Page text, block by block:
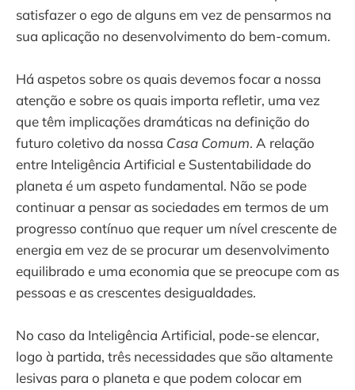
satisfazer o ego de alguns em vez de pensarmos na
sua aplicação no desenvolvimento do bem-comum.
Há aspetos sobre os quais devemos focar a nossa
atenção e sobre os quais importa refletir, uma vez
que têm implicações dramáticas na definição do
futuro coletivo da nossa Casa Comum. A relação
entre Inteligência Artificial e Sustentabilidade do
planeta é um aspeto fundamental. Não se pode
continuar a pensar as sociedades em termos de um
progresso contínuo que requer um nível crescente de
energia em vez de se procurar um desenvolvimento
equilibrado e uma economia que se preocupe com as
pessoas e as crescentes desigualdades.
No caso da Inteligência Artificial, pode-se elencar,
logo à partida, três necessidades que são altamente
lesivas para o planeta e que podem colocar em